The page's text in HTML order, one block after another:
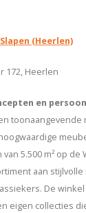
(Heerlen)
172, Heerlen
en
toonaangevende
5.500 m² op
aan
De
eigen collecties